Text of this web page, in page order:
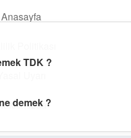
Anasayfa
eğlenceli içerikler.
TDK ?
demek ?